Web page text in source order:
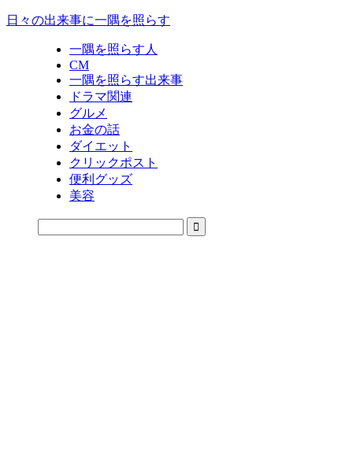
日々の出来事に一隅を照らす
一隅を照らす人
CM
一隅を照らす出来事
ドラマ関連
グルメ
お金の話
ダイエット
クリックポスト
便利グッズ
美容